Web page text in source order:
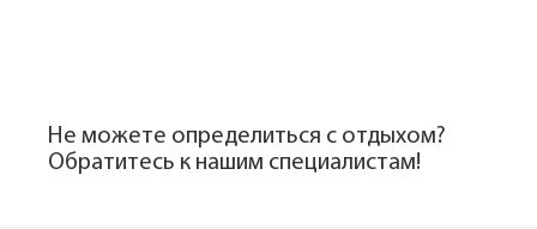
Не можете определиться с отдыхом?
Обратитесь к нашим специалистам!